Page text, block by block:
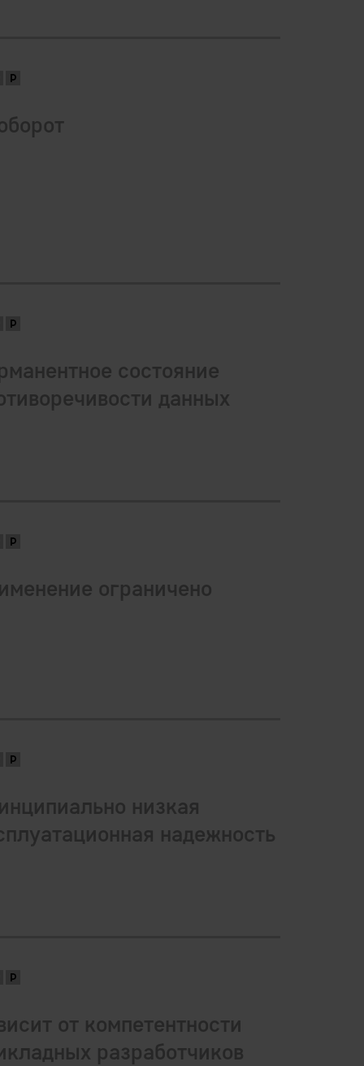
состояние
данных
ограничено
низкая
надежность
от компетентности
разработчиков